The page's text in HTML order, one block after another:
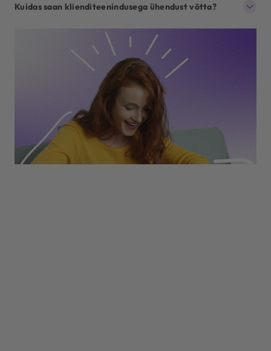
Kuidas saan klienditeenindusega ühendust võtta?